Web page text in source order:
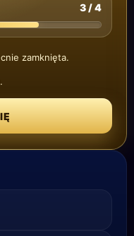
3 / 4
zamknięta.